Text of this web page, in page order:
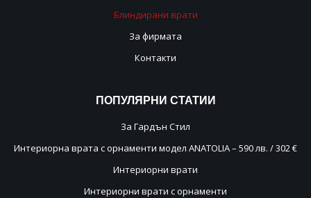
Блиндирани врати
За фирмата
Контакти
ПОПУЛЯРНИ СТАТИИ
За Гардън Стил
Интериорна врата с орнаменти модел ANATOLIA – 590 лв. / 302 €
Интериорни врати
Интериорни врати с орнаменти